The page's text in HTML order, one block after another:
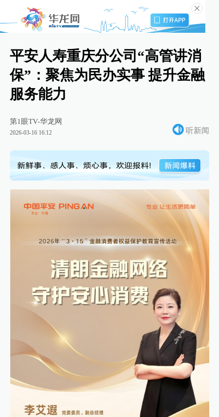
平安人寿重庆分公司“高管讲消
保”：聚焦为民办实事 提升金融
服务能力
第1眼TV-华龙网
2026-03-16 16:12 听新闻